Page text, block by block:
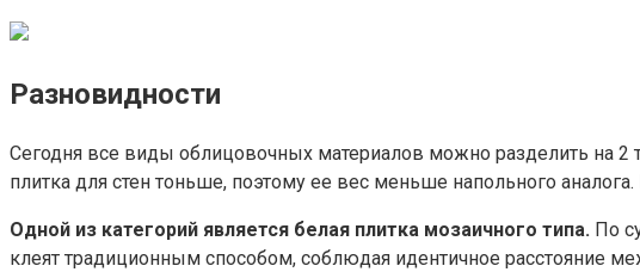
Разновидности
Сегодня все виды облицовочных материалов можно разделить на
плитка для стен тоньше, поэтому ее вес меньше напольного
Одной из категорий является белая плитка мозаичного типа. По
клеят традиционным способом, соблюдая идентичное расстояние